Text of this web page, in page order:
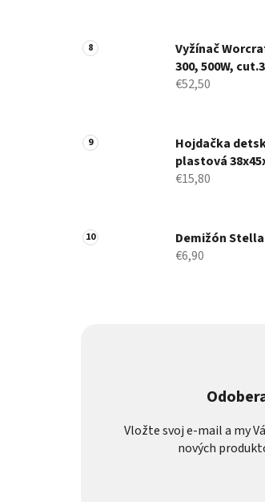
Vyžínač
300, 500W,
€52,50
Hojdačka
plastová
€15,80
Demižón
€6,90
Vložte svoj e-mail a my
nových